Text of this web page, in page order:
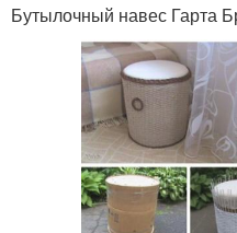
Бутылочный навес Гарта